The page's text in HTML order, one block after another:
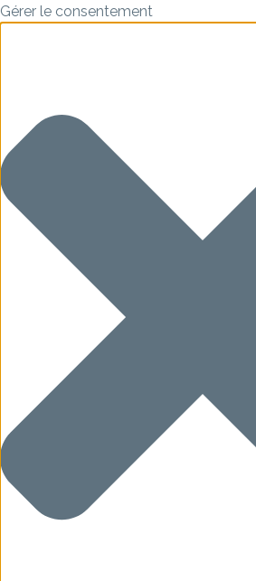
Gérer le consentement